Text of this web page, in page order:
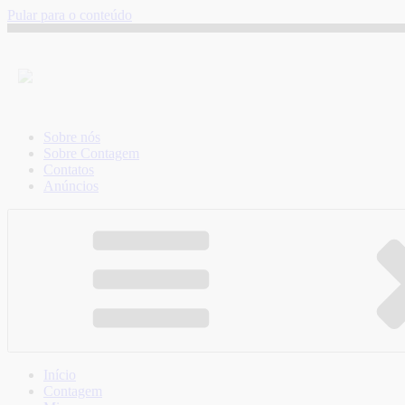
Pular para o conteúdo
Sobre nós
Sobre Contagem
Contatos
Anúncios
Início
Contagem